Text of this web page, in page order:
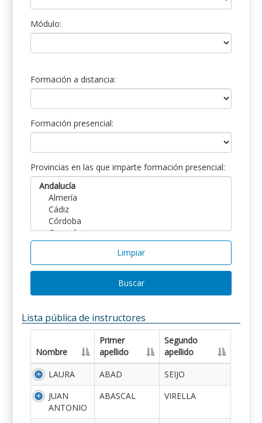
Módulo:
Formación a distancia:
Formación presencial:
Provincias en las que imparte formación presencial:
Limpiar
Buscar
Lista pública de instructores
Nombre
Primer
apellido
Segundo
apellido
LAURA
ABAD
SEIJO
JUAN
ANTONIO
ABASCAL VIRELLA